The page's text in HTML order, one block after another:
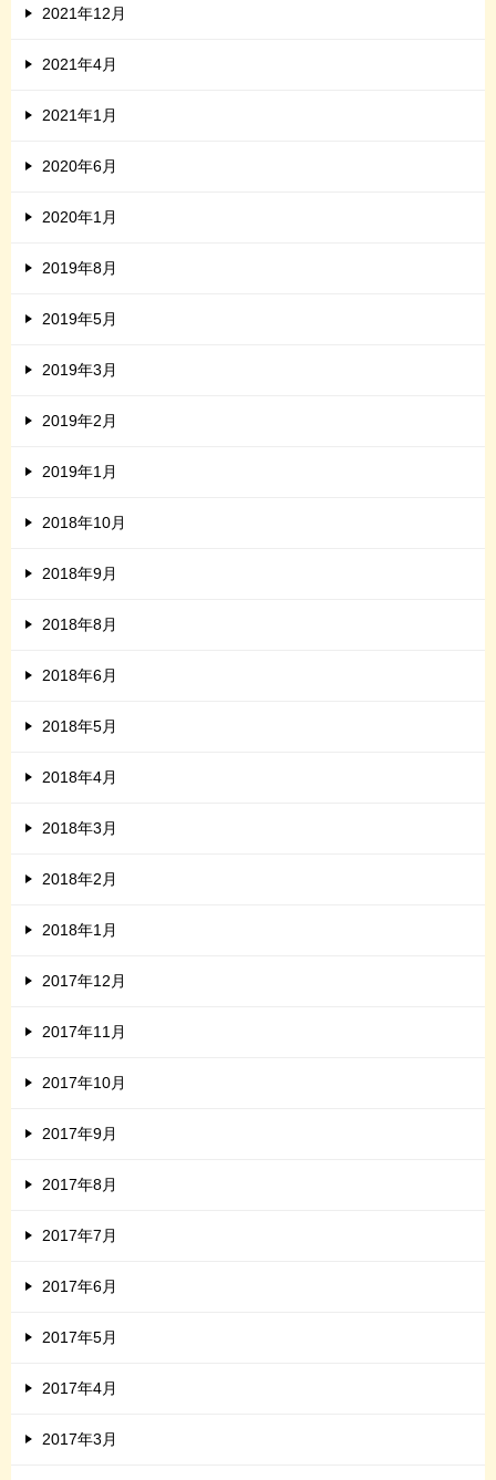
2021年12月
2021年4月
2021年1月
2020年6月
2020年1月
2019年8月
2019年5月
2019年3月
2019年2月
2019年1月
2018年10月
2018年9月
2018年8月
2018年6月
2018年5月
2018年4月
2018年3月
2018年2月
2018年1月
2017年12月
2017年11月
2017年10月
2017年9月
2017年8月
2017年7月
2017年6月
2017年5月
2017年4月
2017年3月